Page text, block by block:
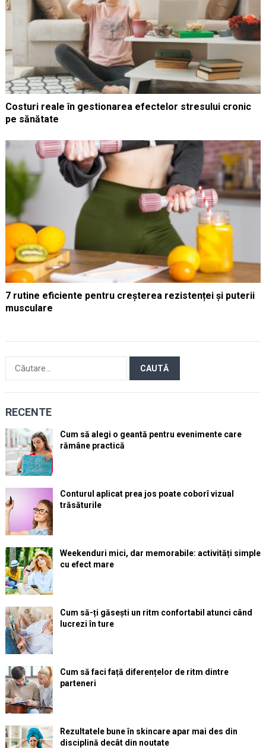
Costuri reale în gestionarea efectelor stresului cronic
pe sănătate
7 rutine eficiente pentru creșterea rezistenței și puterii
musculare
Caută
RECENTE
Cum să alegi o geantă pentru evenimente care
rămâne practică
Conturul aplicat prea jos poate coborî vizual
trăsăturile
Weekenduri mici, dar memorabile: activități simple
cu efect mare
Cum să-ți găsești un ritm confortabil atunci când
lucrezi în ture
Cum să faci față diferențelor de ritm dintre
parteneri
Rezultatele bune în skincare apar mai des din
disciplină decât din noutate